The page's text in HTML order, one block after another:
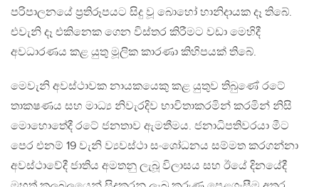
පරිපාලනයේ ප්‍රතිරූපයට සිදු වූ බොහෝ හානිදායක දෑ තිබේ.
එවැනි දෑ එකිනෙක ගෙන විස්තර කිරීමට වඩා මෙහිදී
අවධාරණය කළ යුතු මූලික කාරණා කිහිපයක් තිබේ.
මෙවැනි අවස්ථාවක නායකයෙකු කළ යුතුව තිබුණේ රටේ
තාකෂණය සහ මාධ්‍ය නිවැරදිව භාවිතාකරමින් කරමින් නිසි
මොහොතේදී රටේ ජනතාව ඇමතීමය. ජනාධිපතිවරයා මීට
පෙර එනම් 19 වැනි ව්‍යවස්ථා සංශෝධනය සම්මත කරගන්නා
අවස්ථාවේදී ජාතිය අමතනු ලැබූ විලාසය සහ ඊයේ දිනයේදී